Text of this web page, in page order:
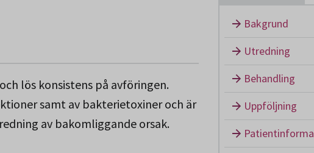
Bakgrund
Utredning
Behandling
Uppföljning
lös konsistens på avföringen.
samt av bakterietoxiner och är
av bakomliggande orsak.